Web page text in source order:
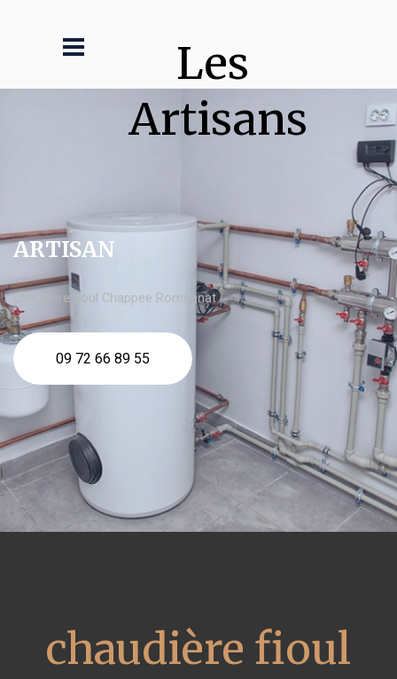
Les
Artisans
ARTISAN
chaudière fioul Chappee Romagnat
09 72 66 89 55
chaudière fioul